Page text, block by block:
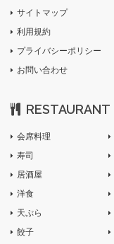
サイトマップ
利用規約
プライバシーポリシー
お問い合わせ
RESTAURANT
会席料理
寿司
居酒屋
洋食
天ぷら
餃子